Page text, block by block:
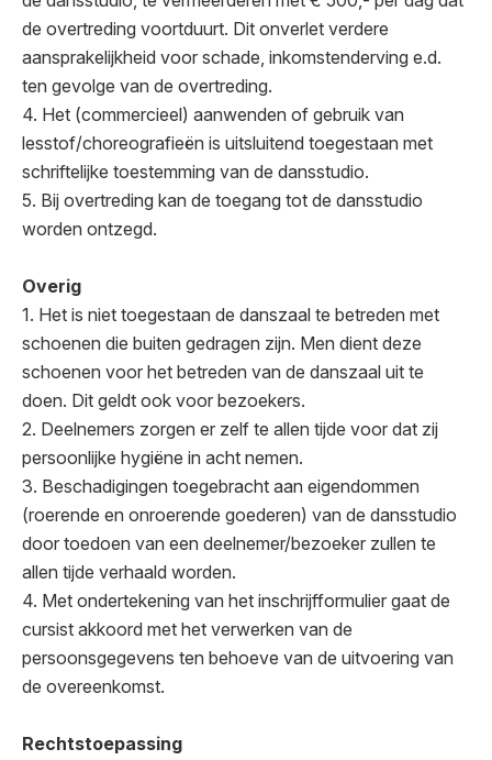
de overtreding voortduurt. Dit onverlet verdere
aansprakelijkheid voor schade, inkomstenderving e.d.
ten gevolge van de overtreding.
4. Het (commercieel) aanwenden of gebruik van
lesstof/choreografieën is uitsluitend toegestaan met
schriftelijke toestemming van de dansstudio.
5. Bij overtreding kan de toegang tot de dansstudio
worden ontzegd.
Overig
1. Het is niet toegestaan de danszaal te betreden met
schoenen die buiten gedragen zijn. Men dient deze
schoenen voor het betreden van de danszaal uit te
doen. Dit geldt ook voor bezoekers.
2. Deelnemers zorgen er zelf te allen tijde voor dat zij
persoonlijke hygiëne in acht nemen.
3. Beschadigingen toegebracht aan eigendommen
(roerende en onroerende goederen) van de dansstudio
door toedoen van een deelnemer/bezoeker zullen te
allen tijde verhaald worden.
4. Met ondertekening van het inschrijfformulier gaat de
cursist akkoord met het verwerken van de
persoonsgegevens ten behoeve van de uitvoering van
de overeenkomst.
Rechtstoepassing